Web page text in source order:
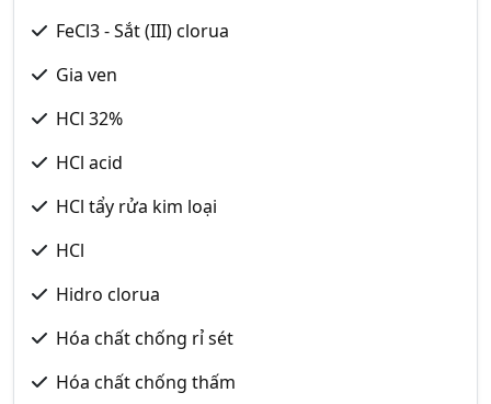
FeCl3 - Sắt (III) clorua
Gia ven
HCl 32%
HCl acid
HCl tẩy rửa kim loại
HCl
Hidro clorua
Hóa chất chống rỉ sét
Hóa chất chống thấm